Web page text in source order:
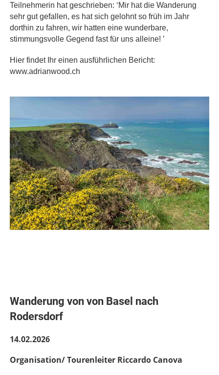
Teilnehmerin hat geschrieben: ‘Mir hat die Wanderung
sehr gut gefallen, es hat sich gelohnt so früh im Jahr
dorthin zu fahren, wir hatten eine wunderbare,
stimmungsvolle Gegend fast für uns alleine! ’
Hier findet Ihr einen ausführlichen Bericht:
www.adrianwood.ch
Wanderung vonvon Basel nach
Rodersdorf
14.02.2026
Organisation/ Tourenleiter Riccardo Canova